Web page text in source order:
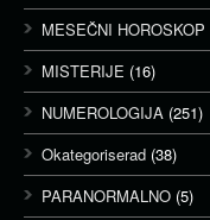
MESEČNI HOROSKOP
MISTERIJE (16)
NUMEROLOGIJA (251)
Okategoriserad (38)
PARANORMALNO (5)